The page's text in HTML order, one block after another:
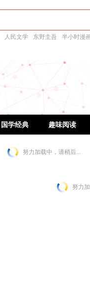
人民文学 东野圭吾 半小时漫
国学经典 趣味阅读
努力加载中，请稍后...
努力